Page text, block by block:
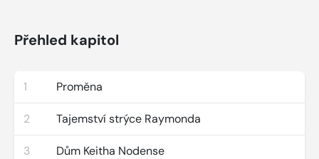
Přehled kapitol
1 Proměna
2 Tajemství strýce Raymonda
3 Dům Keitha Nodense